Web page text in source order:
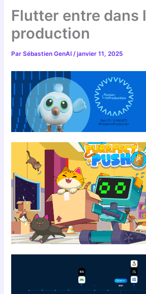
Flutter entre dans
production
ParSébastien GenAI/janvier 11, 2025